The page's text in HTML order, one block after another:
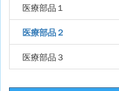
医療部品１
医療部品２
医療部品３